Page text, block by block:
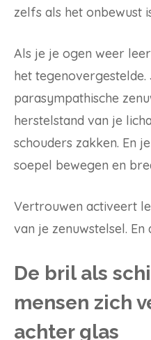
zelfs als het onbewust
Als je je ogen weer
het
parasympathische
herstelstand van je
schouders zakken. En
soepel bewegen en
Vertrouwen activeert
van je zenuwstelsel.
De bril als
mensen zich
achter glas